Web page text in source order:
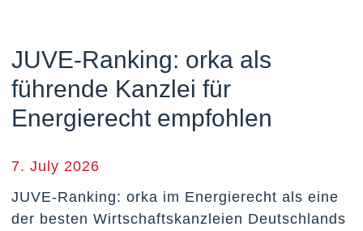
JUVE-Ranking: orka als
führende Kanzlei für
Energierecht empfohlen
7. July 2026
JUVE-Ranking: orka im Energierecht als eine
der besten Wirtschaftskanzleien Deutschlands